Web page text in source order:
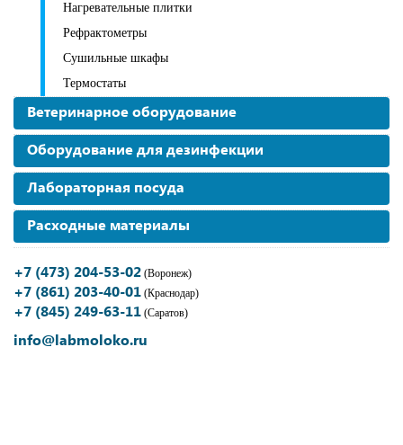
Нагревательные плитки
Рефрактометры
Сушильные шкафы
Термостаты
Ветеринарное оборудование
Оборудование для дезинфекции
Лабораторная посуда
Расходные материалы
+7 (473) 204-53-02 (Воронеж)
+7 (861) 203-40-01 (Краснодар)
+7 (845) 249-63-11 (Саратов)
info@labmoloko.ru